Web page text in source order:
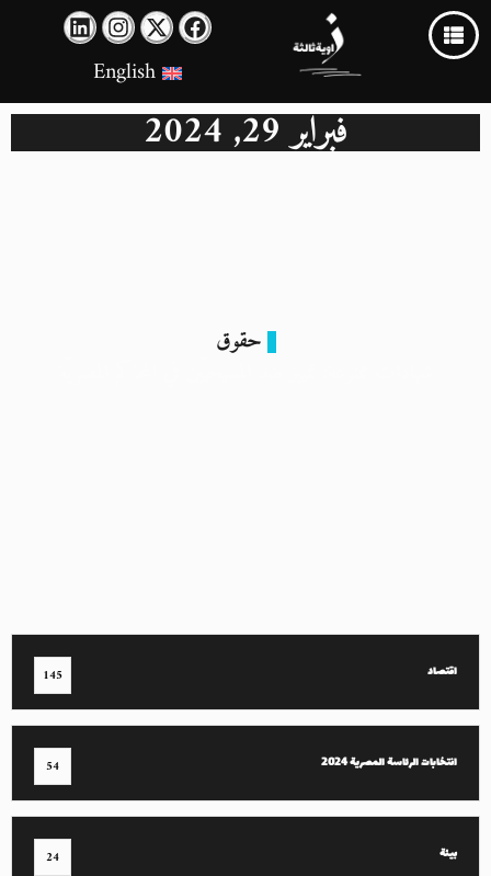
English
فبراير 29, 2024
حقوق
اقتصاد 145
انتخابات الرئاسة المصرية 2024 54
بيئة 24